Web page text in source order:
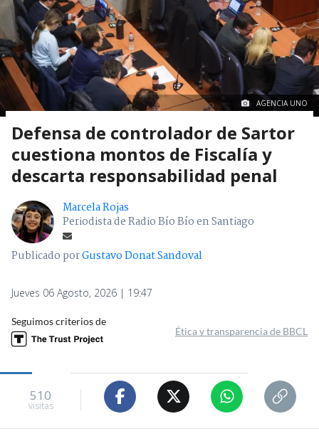
AGENCIA UNO
Defensa de controlador de Sartor
cuestiona montos de Fiscalía y
descarta responsabilidad penal
Marcela Rojas
Periodista de Radio Bío Bío en Santiago
Publicado porGustavo Donat Sandoval
Jueves 06 Agosto, 2026 | 19:47
Seguimos criterios de
Ética y transparencia de BBCL
510
visitas